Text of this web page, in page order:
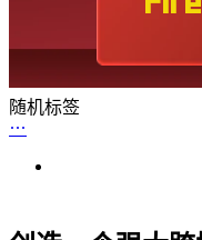
随机标签